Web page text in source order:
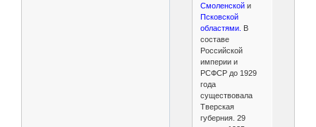
Смоленскойи
Псковской
областями. В
составе
Российской
империи и
РСФСР до 1929
года
существовала
Тверская
губерния. 29